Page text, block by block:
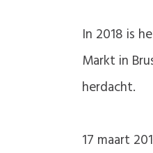
In 2018 is
Markt in
herdacht.
17 maart